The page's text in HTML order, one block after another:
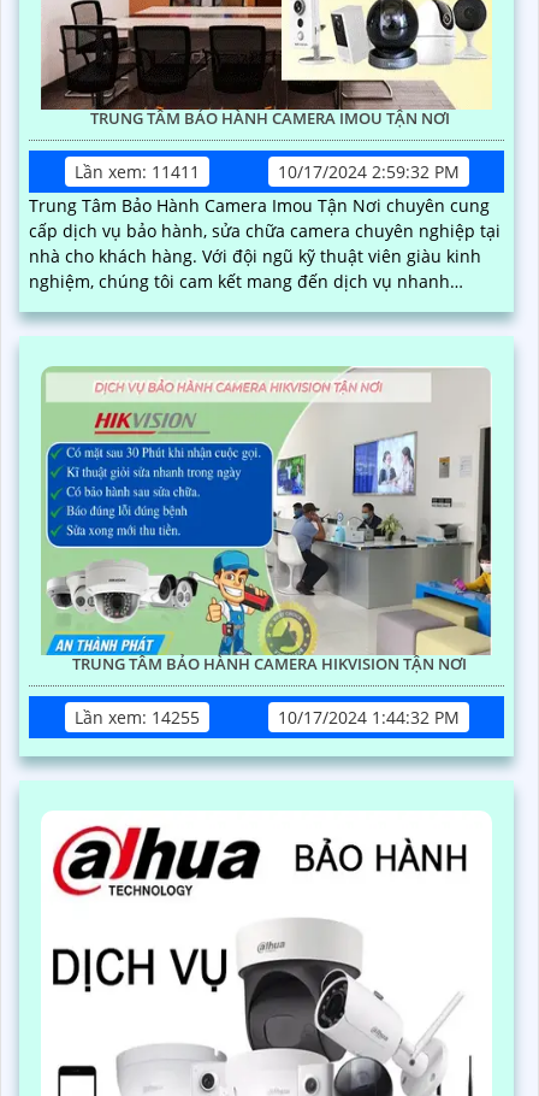
TRUNG TÂM BẢO HÀNH CAMERA IMOU TẬN NƠI
Lần xem: 11411
10/17/2024 2:59:32 PM
Trung Tâm Bảo Hành Camera Imou Tận Nơi chuyên cung
cấp dịch vụ bảo hành, sửa chữa camera chuyên nghiệp tại
nhà cho khách hàng. Với đội ngũ kỹ thuật viên giàu kinh
nghiệm, chúng tôi cam kết mang đến dịch vụ nhanh
chóng, chất lượng và hiệu quả
TRUNG TÂM BẢO HÀNH CAMERA HIKVISION TẬN NƠI
Lần xem: 14255 10/17/2024 1:44:32 PM